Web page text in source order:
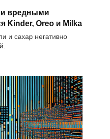
вредными
Kinder, Oreo и Milka
и сахар негативно